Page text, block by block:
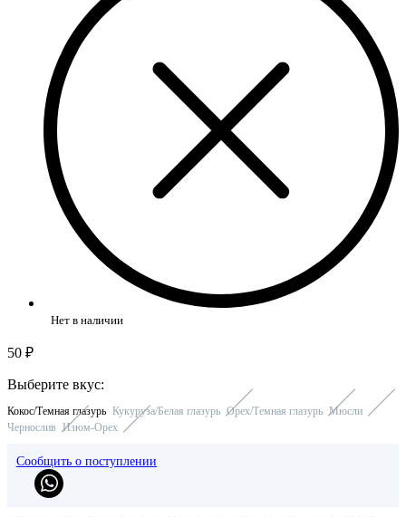
Нет в наличии
50 ₽
Выберите вкус:
Кокос/Темная глазурь Кукуруза/Белая глазурь Орех/Темная глазурь Мюсли
Чернослив Изюм-Орех
Сообщить о поступлении